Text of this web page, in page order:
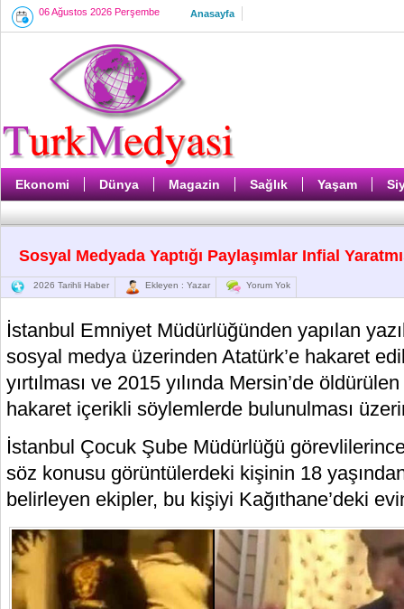
06 Ağustos 2026 Perşembe Anasayfa
Ekonomi Dünya Magazin Sağlık Yaşam
Sosyal Medyada Yaptığı Paylaşımlar Infial
2026 Tarihli Haber Ekleyen : Yazar Yorum Yok
İstanbul Emniyet Müdürlüğünden yapılan
sosyal medya üzerinden Atatürk’e hakaret
yırtılması ve 2015 yılında Mersin’de
hakaret içerikli söylemlerde bulunulması
İstanbul Çocuk Şube Müdürlüğü
söz konusu görüntülerdeki kişinin 18
belirleyen ekipler, bu kişiyi Kağıthane’deki